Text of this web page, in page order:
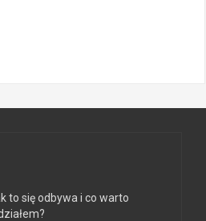
to się odbywa i co warto